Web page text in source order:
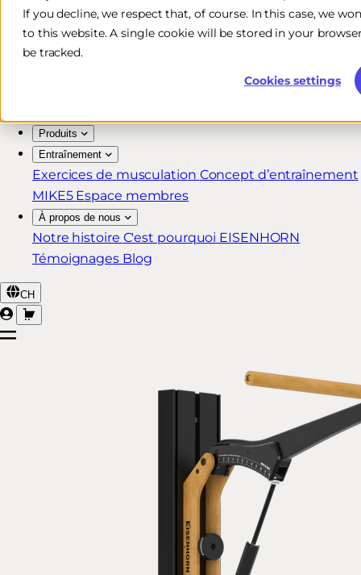
If you decline, we respect that, of course. In this case, we
to this website. A single cookie will be stored in your
be tracked.
Cookies settings
Livraison rapide et gratuite*
Retour sous 30 jours
Produits
Entraînement
Exercices de musculation Concept d’entraînement
MIKE5 Espace membres
À propos de nous
Notre histoire C'est pourquoi EISENHORN
Témoignages Blog
CH